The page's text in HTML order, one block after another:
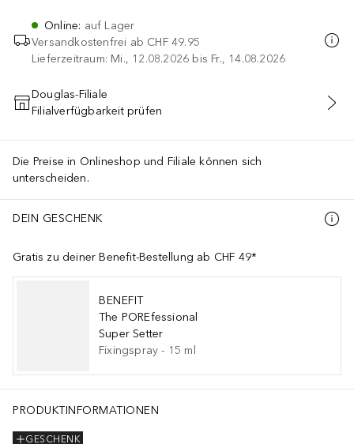
Online: auf Lager
Versandkostenfrei ab CHF 49.95
Lieferzeitraum: Mi., 12.08.2026 bis Fr., 14.08.2026
IN DEN WARENKORB
Douglas-Filiale
Filialverfügbarkeit prüfen
Die Preise in Onlineshop und Filiale können sich
unterscheiden.
DEIN GESCHENK
Gratis zu deiner Benefit-Bestellung ab CHF 49*
BENEFIT
The POREfessional
Super Setter
Fixingspray - 15 ml
PRODUKTINFORMATIONEN
GESCHENK